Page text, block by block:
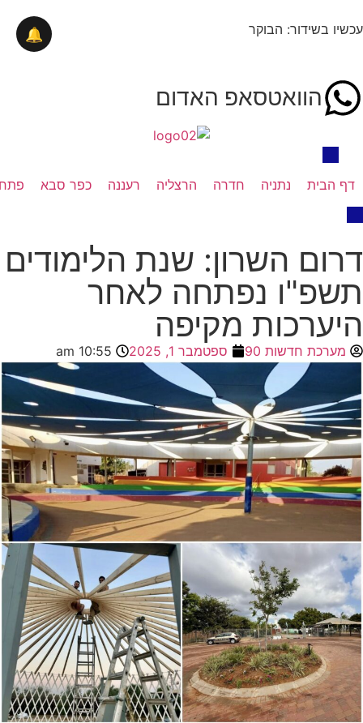
עכשיו בשידור: הבוקר
הוואטסאפ האדום
דף הבית נתניה חדרה הרצליה רעננה כפר סבא
דרום השרון: שנת הלימודים
תשפ"ו נפתחה לאחר
היערכות מקיפה
מערכת חדשות 90 ספטמבר 1, 2025 10:55 am
🔔